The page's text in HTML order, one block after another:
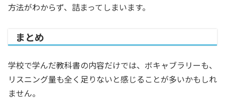
方法がわからず、詰まってしまいます。
まとめ
学校で学んだ教科書の内容だけでは、ボキャブラリーも、
リスニング量も全く足りないと感じることが多いかもしれ
ません。